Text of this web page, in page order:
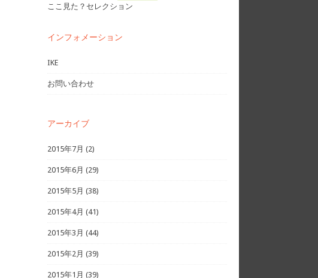
ここ見た？セレクション
インフォメーション
IKE
お問い合わせ
アーカイブ
2015年7月 (2)
2015年6月 (29)
2015年5月 (38)
2015年4月 (41)
2015年3月 (44)
2015年2月 (39)
2015年1月 (39)